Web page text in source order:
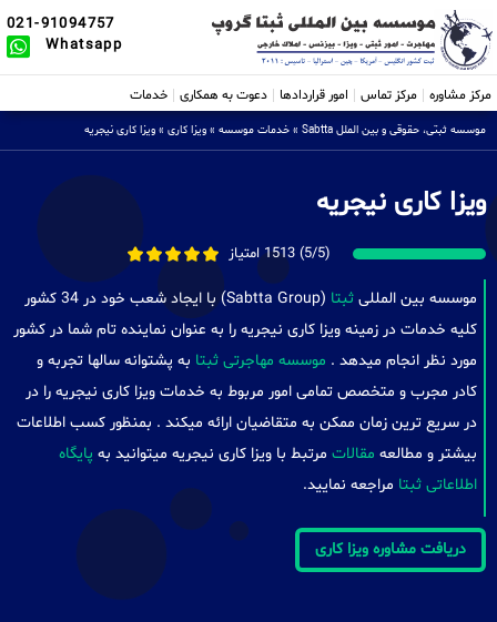
021-91094757
Whatsapp
مرکز مشاوره مرکز تماس امور قراردادها دعوت به همکاری خدمات
موسسه ثبتی، حقوقی و بین الملل Sabtta » خدمات موسسه » ویزا کاری » ویزا کاری نیجریه
ویزا کاری نیجریه
(5/5) 1513 امتیاز
موسسه بین المللی ثبتا
(Sabtta Group) با ایجاد شعب خود در 34 کشور
کلیه خدمات در زمینه ویزا کاری نیجریه را به عنوان نماینده تام شما در کشور
مورد نظر انجام میدهد . موسسه مهاجرتی ثبتا به پشتوانه سالها تجربه و
کادر مجرب و متخصص تمامی امور مربوط به خدمات ویزا کاری نیجریه را در
در سریع ترین زمان ممکن به متقاضیان ارائه میکند . بمنظور کسب اطلاعات
بیشتر و مطالعه مقالات مرتبط با ویزا کاری نیجریه میتوانید به پایگاه
اطلاعاتی ثبتا مراجعه نمایید.
دریافت مشاوره ویزا کاری